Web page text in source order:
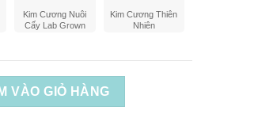
Kim Cương Nuôi
Cấy Lab Grown
Kim Cương Thiên
Nhiên
VÀO GIỎ HÀNG